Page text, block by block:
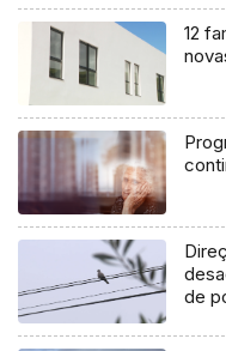
12
de